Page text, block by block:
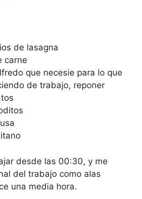
de lasagna
carne
que necesie para lo que
de trabajo, reponer
desde las 00:30, y me
del trabajo como alas
una media hora.